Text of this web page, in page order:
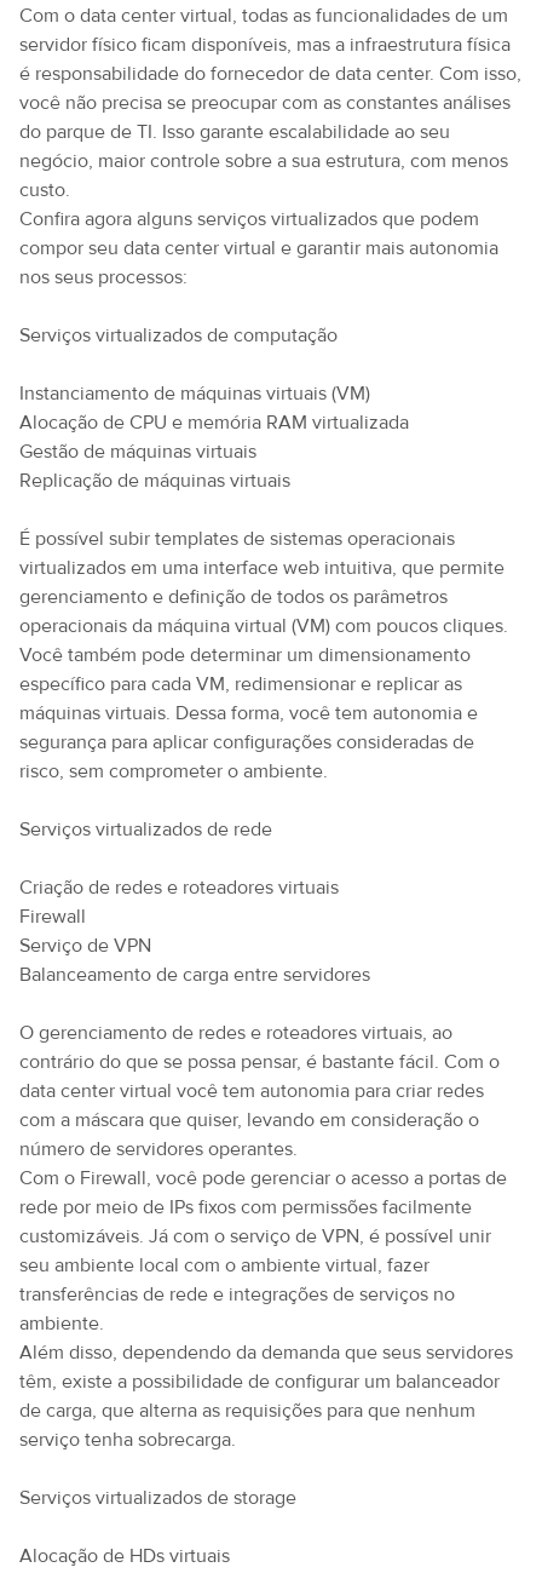
Com o data center virtual, todas as funcionalidades de um
servidor físico ficam disponíveis, mas a infraestrutura física
é responsabilidade do fornecedor de data center. Com isso,
você não precisa se preocupar com as constantes análises
do parque de TI. Isso garante escalabilidade ao seu
negócio, maior controle sobre a sua estrutura, com menos
custo.
Confira agora alguns serviços virtualizados que podem
compor seu data center virtual e garantir mais autonomia
nos seus processos:
Serviços virtualizados de computação
Instanciamento de máquinas virtuais (VM)
Alocação de CPU e memória RAM virtualizada
Gestão de máquinas virtuais
Replicação de máquinas virtuais
É possível subir templates de sistemas operacionais
virtualizados em uma interface web intuitiva, que permite
gerenciamento e definição de todos os parâmetros
operacionais da máquina virtual (VM) com poucos cliques.
Você também pode determinar um dimensionamento
específico para cada VM, redimensionar e replicar as
máquinas virtuais. Dessa forma, você tem autonomia e
segurança para aplicar configurações consideradas de
risco, sem comprometer o ambiente.
Serviços virtualizados de rede
Criação de redes e roteadores virtuais
Firewall
Serviço de VPN
Balanceamento de carga entre servidores
O gerenciamento de redes e roteadores virtuais, ao
contrário do que se possa pensar, é bastante fácil. Com o
data center virtual você tem autonomia para criar redes
com a máscara que quiser, levando em consideração o
número de servidores operantes.
Com o Firewall, você pode gerenciar o acesso a portas de
rede por meio de IPs fixos com permissões facilmente
customizáveis. Já com o serviço de VPN, é possível unir
seu ambiente local com o ambiente virtual, fazer
transferências de rede e integrações de serviços no
ambiente.
Além disso, dependendo da demanda que seus servidores
têm, existe a possibilidade de configurar um balanceador
de carga, que alterna as requisições para que nenhum
serviço tenha sobrecarga.
Serviços virtualizados de storage
Alocação de HDs virtuais